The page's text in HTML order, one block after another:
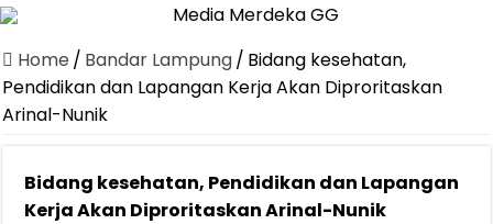
Jasa Raharja Serahkan Santunan kepada Ahli Waris Korban
Canangkan Desa TAPIS dan Luncurkan Sekolah Lansia di
Pemprov Lampung Berhasil Kendalikan Inflasi, Jadi Provinsi
Pemprov Lampung Perkuat Pembangunan Rumah Layak Huni
Pastikan Pelayanan Maksimal, Direksi Jasa Raharja Tinjau Korban
Home / Bandar Lampung/ Bidang kesehatan,
Pendidikan dan Lapangan Kerja Akan Diproritaskan
Arinal-Nunik
Bidang kesehatan, Pendidikan dan Lapangan
Kerja Akan Diproritaskan Arinal-Nunik